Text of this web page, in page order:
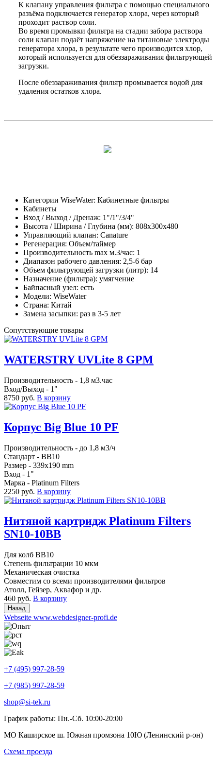
К клапану управления фильтра с помощью специального
разъёма подключается генератор хлора, через который
проходит раствор соли.
Во время промывки фильтра на стадии забора раствора
соли клапан подаёт напряжение на титановые электроды
генератора хлора, в результате чего производится хлор,
который используется для обеззараживания фильтрующей
загрузки.
После обеззараживания фильтр промывается водой для
удаления остатков хлора.
Категории WiseWater: Кабинетные фильтры
Кабинеты
Вход / Выход / Дренаж: 1"/1"/3/4"
Высота / Ширина / Глубина (мм): 808х300х480
Управляющий клапан: Canature
Регенерация: Объем/таймер
Производительность max м.3/час: 1
Диапазон рабочего давления: 2,5-6 бар
Объем фильтрующей загрузки (литр): 14
Назначение (фильтра): умягчение
Байпасный узел: есть
Модели: WiseWater
Страна: Китай
Замена засыпки: раз в 3-5 лет
Сопутствующие товары
WATERSTRY UVLite 8 GPM
Производительность - 1,8 м3.час
Вход/Выход - 1"
8750 руб. В корзину
Корпус Big Blue 10 PF
Производительность - до 1,8 м3/ч
Стандарт - BB10
Размер - 339x190 mm
Вход - 1"
Марка - Platinum Filters
2250 руб. В корзину
Нитяной картридж Platinum Filters
SN10-10BB
Для колб BB10
Степень фильтрации 10 мкм
Механическая очистка
Совместим со всеми производителями фильтров
Атолл, Гейзер, Аквафор и др.
460 руб. В корзину
Webseite www.webdesigner-profi.de
+7 (495) 997-28-59
+7 (985) 997-28-59
shop@si-tek.ru
График работы: Пн.-Сб. 10:00-20:00
МО Каширское ш. Южная промзона 10Ю (Ленинский р-он)
Схема проезда